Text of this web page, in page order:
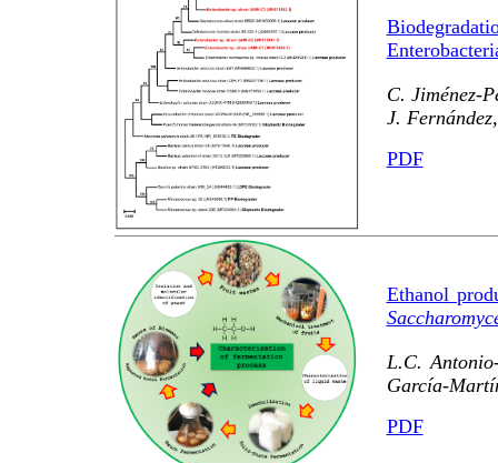
C. Jiménez-
J.
PDF
Ethanol
L.C.
García-
PDF